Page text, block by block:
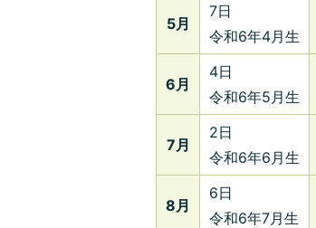
5月
7日
令和6年4月生
6月
4日
令和6年5月生
7月
2日
令和6年6月生
8月
6日
令和6年7月生